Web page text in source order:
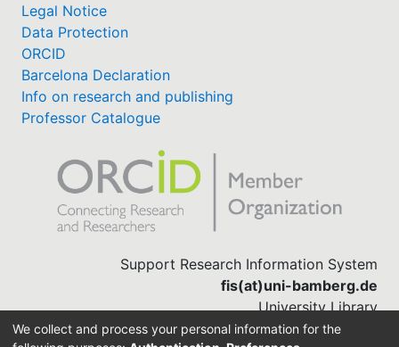
Legal Notice
Data Protection
ORCID
Barcelona Declaration
Info on research and publishing
Professor Catalogue
Support Research Information System
fis(at)uni-bamberg.de
University Library
(0951) 863-1568
We collect and process your personal information for the